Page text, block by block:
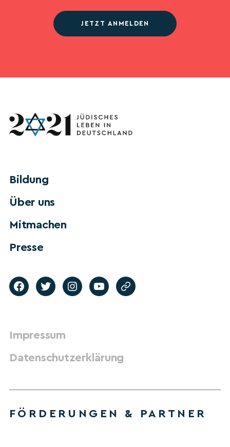
JETZT ANMELDEN
Bildung
Über uns
Mitmachen
Presse
Impressum
Datenschutzerklärung
FÖRDERUNGEN & PARTNER